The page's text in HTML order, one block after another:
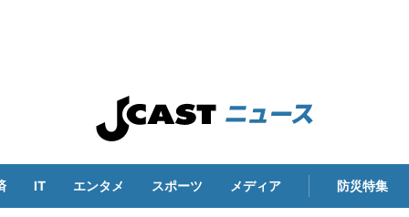
IT エンタメ スポーツ メディア 防災特集